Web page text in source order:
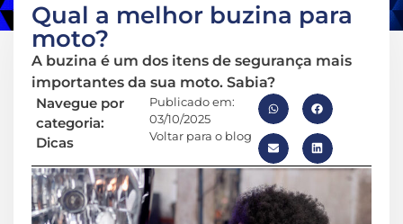
Qual a melhor buzina para
moto?
A buzina é um dos itens de segurança mais
importantes da sua moto. Sabia?
Navegue por
categoria:
Dicas
Publicado em:
03/10/2025
Voltar para o blog